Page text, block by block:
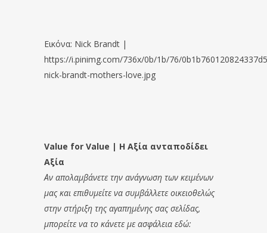
Εικόνα: Nick Brandt |
https://i.pinimg.com/736x/0b/1b/76/
nick-brandt-mothers-love.jpg
Value for Value | Η Αξία ανταποδίδει
Αξία
Αν απολαμβάνετε την ανάγνωση των κειμένων
μας και επιθυμείτε να συμβάλλετε οικειοθελώς
στην στήριξη της αγαπημένης σας σελίδας,
μπορείτε να το κάνετε με ασφάλεια εδώ: